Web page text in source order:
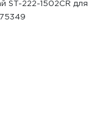
ST-222-1502CR для